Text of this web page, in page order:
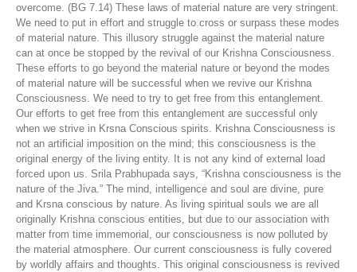
overcome. (BG 7.14) These laws of material nature are very stringent.
We need to put in effort and struggle to cross or surpass these modes
of material nature. This illusory struggle against the material nature
can at once be stopped by the revival of our Krishna Consciousness.
These efforts to go beyond the material nature or beyond the modes
of material nature will be successful when we revive our Krishna
Consciousness. We need to try to get free from this entanglement.
Our efforts to get free from this entanglement are successful only
when we strive in Krsna Conscious spirits. Krishna Consciousness is
not an artificial imposition on the mind; this consciousness is the
original energy of the living entity. It is not any kind of external load
forced upon us. Srila Prabhupada says, “Krishna consciousness is the
nature of the Jiva.” The mind, intelligence and soul are divine, pure
and Krsna conscious by nature. As living spiritual souls we are all
originally Krishna conscious entities, but due to our association with
matter from time immemorial, our consciousness is now polluted by
the material atmosphere. Our current consciousness is fully covered
by worldly affairs and thoughts. This original consciousness is revived